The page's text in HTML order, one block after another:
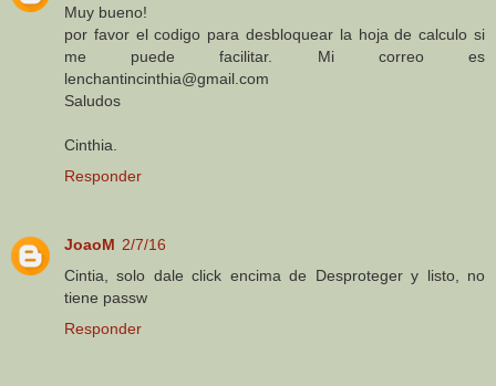
Muy bueno!
por favor el codigo para desbloquear la hoja de calculo si
me puede facilitar. Mi correo es
lenchantincinthia@gmail.com
Saludos
Cinthia.
Responder
JoaoM 2/7/16
Cintia, solo dale click encima de Desproteger y listo, no
tiene passw
Responder